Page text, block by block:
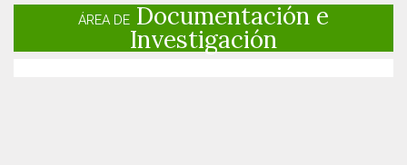
ÁREA DE Documentación e
Investigación